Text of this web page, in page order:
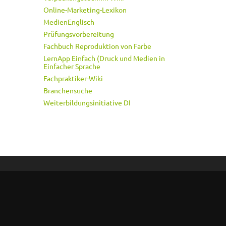
Online-Marketing-Lexikon
MedienEnglisch
Prüfungsvorbereitung
Fachbuch Reproduktion von Farbe
LernApp Einfach (Druck und Medien in
Einfacher Sprache
Fachpraktiker-Wiki
Branchensuche
Weiterbildungsinitiative DI